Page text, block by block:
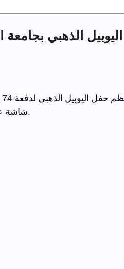
شاشة عملاقة، مسرح، إضاءة وصوت احترافيين.